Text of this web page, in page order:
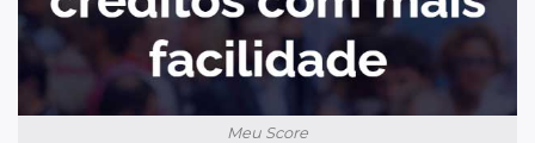
Meu Score